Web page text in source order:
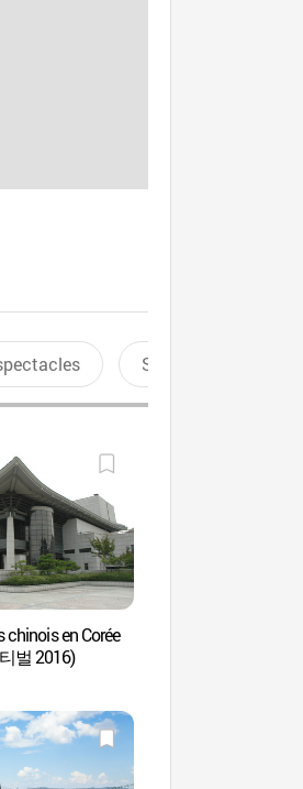
Sports aquatiques
en Corée
벌 2016)